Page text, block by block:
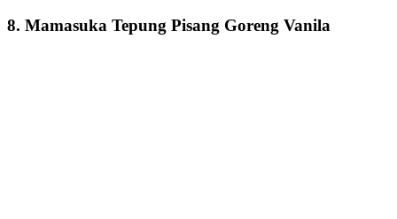
8. Mamasuka Tepung Pisang Goreng Vanila